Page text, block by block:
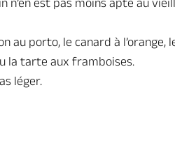
au porto, le canard à l’orange,
la tarte aux framboises.
léger.